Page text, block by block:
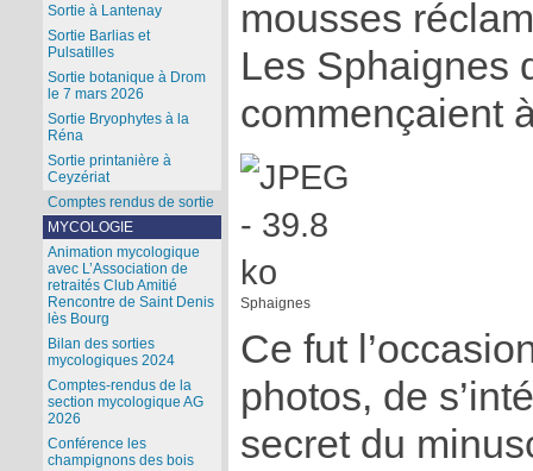
mousses
Les Sphaignes
commençaient
Sphaignes
Ce fut
photos, de
secret du
Sortie à Lantenay
Sortie Barlias et
Pulsatilles
Sortie botanique à Drom
le 7 mars 2026
Sortie Bryophytes à la
Réna
Sortie printanière à
Ceyzériat
Comptes rendus de sortie
MYCOLOGIE
Animation mycologique
avec L’Association de
retraités Club Amitié
Rencontre de Saint Denis
lès Bourg
Bilan des sorties
mycologiques 2024
Comptes-rendus de la
section mycologique AG
2026
Conférence les
champignons des bois